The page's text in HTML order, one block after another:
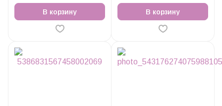
В корзину В корзину